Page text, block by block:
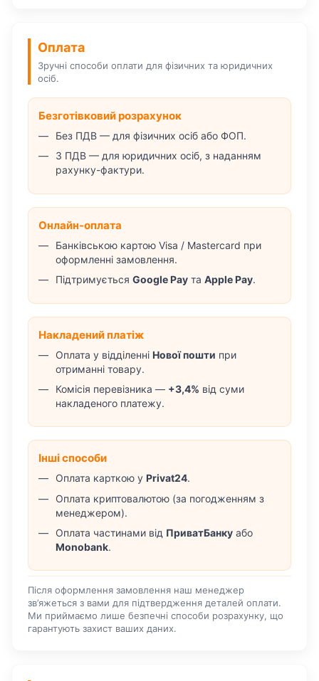
Оплата
Зручні способи оплати для фізичних та юридичних
осіб.
Безготівковий розрахунок
Без ПДВ — для фізичних осіб або ФОП.
З ПДВ — для юридичних осіб, з наданням
рахунку-фактури.
Онлайн-оплата
Банківською картою Visa / Mastercard при
оформленні замовлення.
Підтримується Google Pay та Apple Pay.
Накладений платіж
Оплата у відділенні Нової пошти при
отриманні товару.
Комісія перевізника — +3,4% від суми
накладеного платежу.
Інші способи
Оплата карткою у Privat24.
Оплата криптовалютою (за погодженням з
менеджером).
Оплата частинами від ПриватБанку або
Monobank.
Після оформлення замовлення наш менеджер
зв’яжеться з вами для підтвердження деталей оплати.
Ми приймаємо лише безпечні способи розрахунку, що
гарантують захист ваших даних.